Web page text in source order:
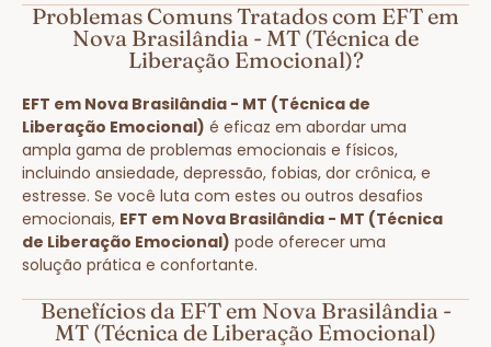
Problemas Comuns Tratados com EFT em
Nova Brasilândia - MT (Técnica de
Liberação Emocional)?
EFT em Nova Brasilândia - MT (Técnica de
Liberação Emocional) é eficaz em abordar uma
ampla gama de problemas emocionais e físicos,
incluindo ansiedade, depressão, fobias, dor crônica, e
estresse. Se você luta com estes ou outros desafios
emocionais, EFT em Nova Brasilândia - MT (Técnica
de Liberação Emocional) pode oferecer uma
solução prática e confortante.
Benefícios da EFT em Nova Brasilândia -
MT (Técnica de Liberação Emocional)